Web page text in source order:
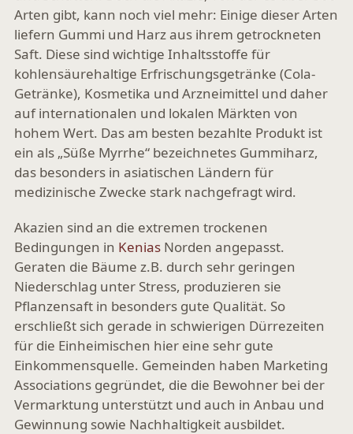
Arten gibt, kann noch viel mehr: Einige dieser Arten
liefern Gummi und Harz aus ihrem getrockneten
Saft. Diese sind wichtige Inhaltsstoffe für
kohlensäurehaltige Erfrischungsgetränke (Cola-
Getränke), Kosmetika und Arzneimittel und daher
auf internationalen und lokalen Märkten von
hohem Wert. Das am besten bezahlte Produkt ist
ein als „Süße Myrrhe“ bezeichnetes Gummiharz,
das besonders in asiatischen Ländern für
medizinische Zwecke stark nachgefragt wird.
Akazien sind an die extremen trockenen
Bedingungen in Kenias Norden angepasst.
Geraten die Bäume z.B. durch sehr geringen
Niederschlag unter Stress, produzieren sie
Pflanzensaft in besonders gute Qualität. So
erschließt sich gerade in schwierigen Dürrezeiten
für die Einheimischen hier eine sehr gute
Einkommensquelle. Gemeinden haben Marketing
Associations gegründet, die die Bewohner bei der
Vermarktung unterstützt und auch in Anbau und
Gewinnung sowie Nachhaltigkeit ausbildet.